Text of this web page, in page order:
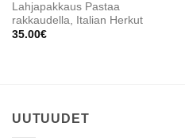
Lahjapakkaus Pastaa
rakkaudella, Italian Herkut
35.00€
UUTUUDET